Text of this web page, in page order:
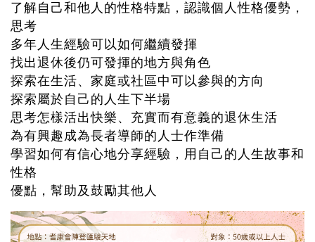
了解自己和他人的性格特點，認識個人性格優勢，
思考
多年人生經驗可以如何繼續發揮
找出退休後仍可發揮的地方與角色
探索在生活、家庭或社區中可以參與的方向
探索屬於自己的人生下半場
思考怎樣活出快樂、充實而有意義的退休生活
為有興趣成為長者導師的人士作準備
學習如何有信心地分享經驗，用自己的人生故事和
性格
優點，幫助及鼓勵其他人